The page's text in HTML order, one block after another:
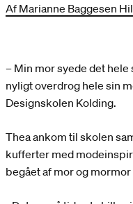
Af Marianne Baggesen
– Min mor syede det
nyligt overdrog hele sin
Designskolen Kolding.
Thea ankom til skolen
kufferter med
begået af mor og